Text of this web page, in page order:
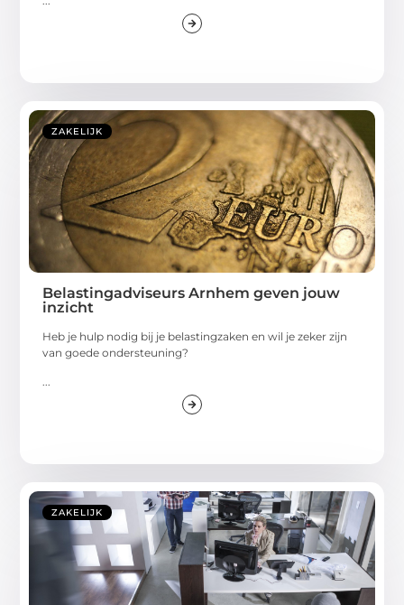
ZAKELIJK
Belastingadviseurs Arnhem geven jouw
inzicht
Heb je hulp nodig bij je belastingzaken en wil je zeker zijn
van goede ondersteuning?
...
ZAKELIJK